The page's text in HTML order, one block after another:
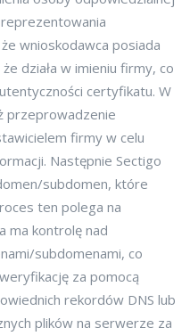
wnioskodawca posiada
działa w imieniu firmy, co
certyfikatu. W
przeprowadzenie
firmy w celu
Następnie Sectigo
subdomen, które
ten polega na
ma kontrolę nad
subdomenami, co
za pomocą
rekordów DNS lub
plików na serwerze za